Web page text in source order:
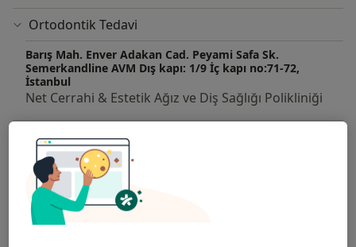
Ortodontik Tedavi
Barış Mah. Enver Adakan Cad. Peyami Safa Sk.
Semerkandline AVM Dış kapı: 1/9 İç kapı no:71-72,
İstanbul
Net Cerrahi & Estetik Ağız ve Diş Sağlığı Polikliniği
İmplant
Barış Mah. Enver Adakan Cad. Peyami Safa Sk.
Semerkandline AVM Dış kapı: 1/9 İç kapı no:71-72,
İstanbul
Net Cerrahi & Estetik Ağız ve Diş Sağlığı Polikliniği